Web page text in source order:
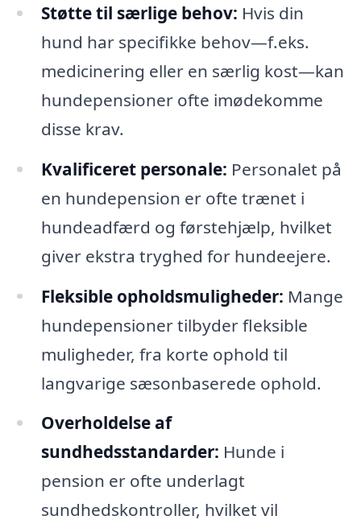
Støtte til særlige behov: Hvis din
hund har specifikke behov—f.eks.
medicinering eller en særlig kost—kan
hundepensioner ofte imødekomme
disse krav.
Kvalificeret personale: Personalet på
en hundepension er ofte trænet i
hundeadfærd og førstehjælp, hvilket
giver ekstra tryghed for hundeejere.
Fleksible opholdsmuligheder: Mange
hundepensioner tilbyder fleksible
muligheder, fra korte ophold til
langvarige sæsonbaserede ophold.
Overholdelse af
sundhedsstandarder: Hunde i
pension er ofte underlagt
sundhedskontroller, hvilket vil